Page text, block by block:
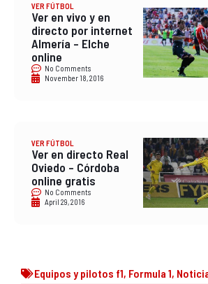
VER FÚTBOL
Ver en vivo y en
directo por internet
Almería – Elche
online
No Comments
November 18, 2016
VER FÚTBOL
Ver en directo Real
Oviedo – Córdoba
online gratis
No Comments
April 29, 2016
Equipos y pilotos f1, Formula 1,